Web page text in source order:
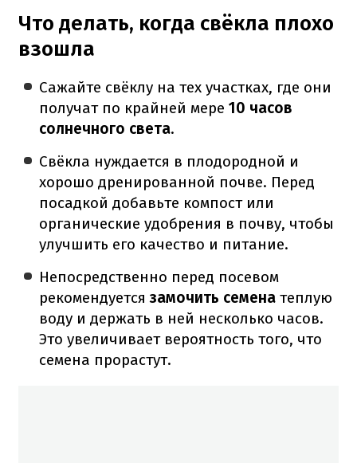
Что делать, когда свёкла плохо
взошла
Сажайте свёклу на тех участках, где они
получат по крайней мере 10 часов
солнечного света.
Свёкла нуждается в плодородной и
хорошо дренированной почве. Перед
посадкой добавьте компост или
органические удобрения в почву, чтобы
улучшить его качество и питание.
Непосредственно перед посевом
рекомендуется замочить семена теплую
воду и держать в ней несколько часов.
Это увеличивает вероятность того, что
семена прорастут.